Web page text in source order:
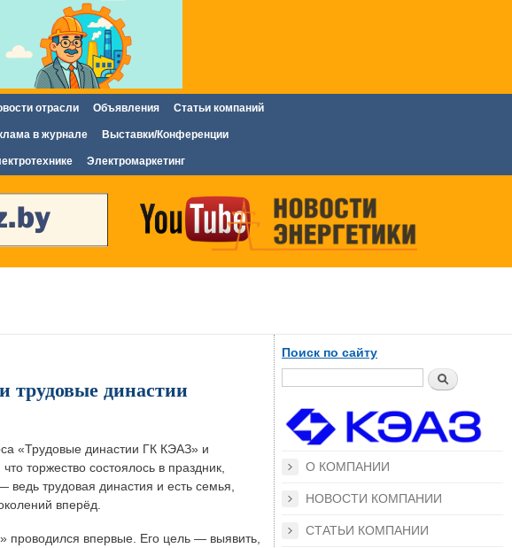
отрасли Объявления Статьи компаний
в журнале Выставки/Конференции
Электромаркетинг
трудовые династии
«Трудовые династии ГК КЭАЗ» и
торжество состоялось в праздник,
трудовая династия и есть семья,
вперёд.
проводился впервые. Его цель — выявить,
Поиск по сайту
Поиск
О КОМПАНИИ
НОВОСТИ КОМПАНИИ
СТАТЬИ КОМПАНИИ